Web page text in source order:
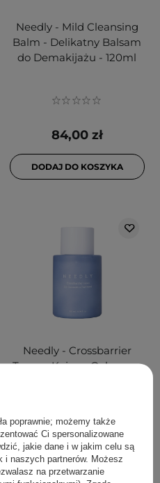
Needly - Mild Cleansing
Balm - Delikatny Balsam
do Demakijażu - 120ml
84,00 zł
DODAJ DO KOSZYKA
Needly - Crossbarrier
Toner - Kojąco-Ochronny
1
110,00 zł
poprawnie; możemy także
Ci spersonalizowane
jakie dane i w jakim celu są
i naszych partnerów. Możesz
na przetwarzanie